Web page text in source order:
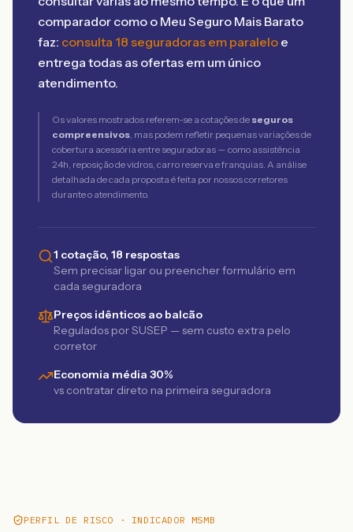
comparador como o Meu Seguro Mais Barato
faz: consulta 18 seguradoras em paralelo e
entrega todas as ofertas em um único
atendimento.
Os valores mostrados referem-se a cotações de seguros
compreensivos, mas podem refletir pequenas variações de
cobertura acessória entre seguradoras — como assistência
24h, reposição de vidros, carro reserva e franquias. A análise
detalhada de cada proposta é feita por nossos corretores
durante o atendimento.
1 cotação, 18 respostas
Sem precisar ligar ou preencher formulário em
cada seguradora
Preços idênticos ao balcão
Regulados por SUSEP — sem custo extra pelo
corretor
Economia média 30%
vs contratar direto na primeira seguradora
PERFIL DE RISCO · INDICADOR MSMB